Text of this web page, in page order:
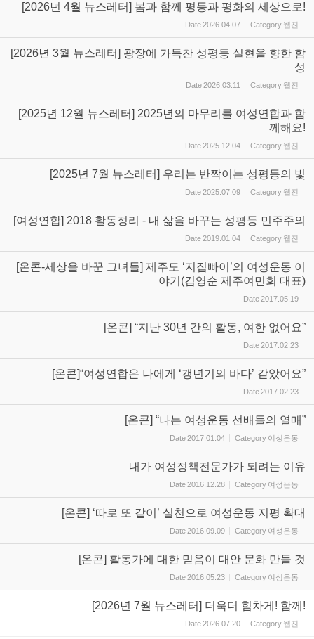
[2026년 4월 뉴스레터] 봄과 함께 평등과 평화의 세상으로!
Date2026.04.07 Category 웹진
[2026년 3월 뉴스레터] 광장에 가득찬 성평등 실현을 향한 함
성
Date2026.03.11 Category 웹진
[2025년 12월 뉴스레터] 2025년의 마무리를 여성연합과 함
께해요!
Date2025.12.04 Category 웹진
[2025년 7월 뉴스레터] 우리는 반짝이는 성평등의 빛
Date2025.07.09 Category 웹진
[여성연합] 2018 활동정리 - 내 삶을 바꾸는 성평등 민주주의
Date2019.01.04 Category 웹진
[온콘-세상을 바꾼 그녀들] 제주도 ‘지집빠이’의 여성운동 이
야기(김영순 제주여민회 대표)
Date2017.05.19
[온콘] “지난 30년 간의 활동, 여한 없어요”
Date2017.02.23
[온콘]“여성연합은 나에게 ‘갱년기의 바다’ 같았어요”
Date2017.02.23
[온콘] “나는 여성운동 선배들의 열매”
Date2017.01.04 Category 여성운동
내가 여성정책전문가가 되려는 이유
Date2016.12.28 Category 여성운동
[온콘] ‘따로 또 같이’ 실천으로 여성운동 지평 확대
Date2016.09.09 Category 여성운동
[온콘] 활동가에 대한 믿음이 대안 문화 만들 것
Date2016.05.23 Category 여성운동
[2026년 7월 뉴스레터] 더욱더 힘차게! 함께!
Date2026.07.20 Category 웹진